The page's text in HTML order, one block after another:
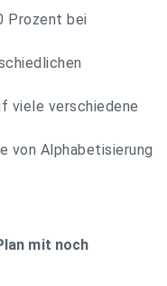
Prozent bei
viele verschiedene
von Alphabetisierung
mit noch